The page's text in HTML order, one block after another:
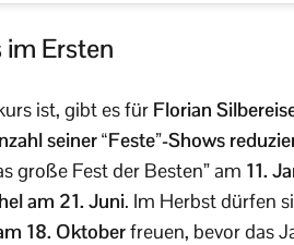
im Ersten
ist, gibt es für Florian
seiner “Feste”-Shows
große Fest der Besten” am 11.
am 21. Juni. Im Herbst dürfen
18. Oktoberfreuen, bevor das